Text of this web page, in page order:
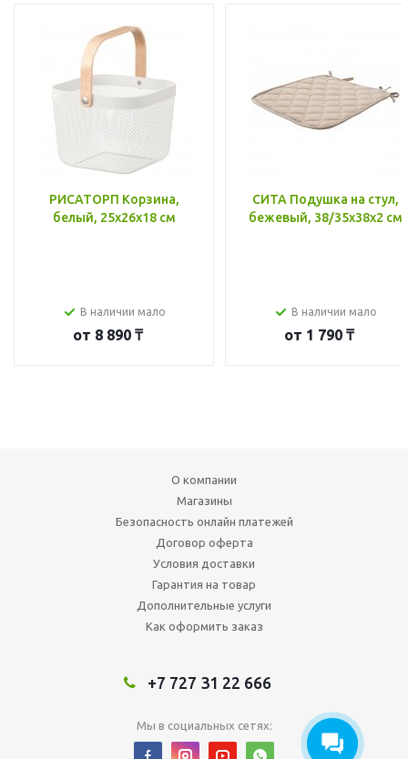
РИСАТОРП Корзина,
белый, 25x26x18 см
В наличии мало
от 8 890 ₸
СИТА Подушка на стул,
бежевый, 38/35x38x2 см
В наличии мало
от 1 790 ₸
О компании
Магазины
Безопасность онлайн платежей
Договор оферта
Условия доставки
Гарантия на товар
Дополнительные услуги
Как оформить заказ
+7 727 31 22 666
Мы в социальных сетях: